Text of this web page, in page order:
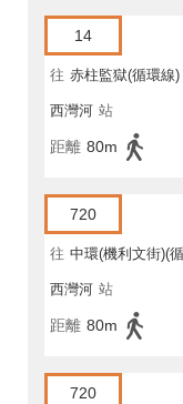
14
往 赤柱監獄(循環線)
西灣河 站
距離 80m
720
往 中環(機利文街)(
西灣河 站
距離 80m
720